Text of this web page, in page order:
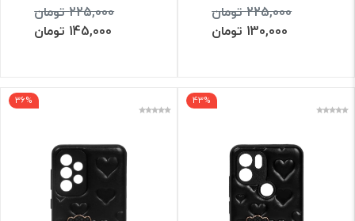
225,000 تومان
130,000 تومان
225,000 تومان
145,000 تومان
43%
36%